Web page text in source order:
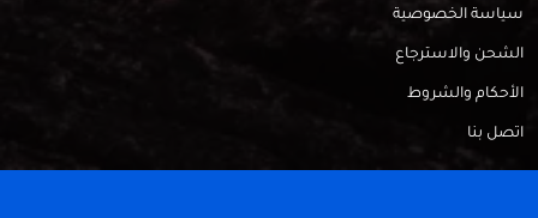
سياسة الخصوصية
الشحن والاسترجاع
الأحكام والشروط
اتصل بنا